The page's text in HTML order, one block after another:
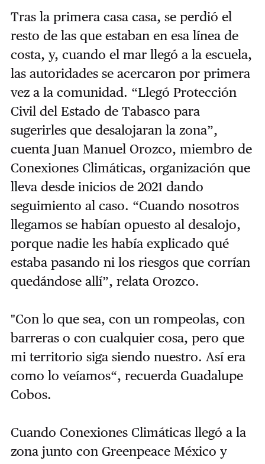
Tras la primera casa casa, se perdió el
resto de las que estaban en esa línea de
costa, y, cuando el mar llegó a la escuela,
las autoridades se acercaron por primera
vez a la comunidad. “Llegó Protección
Civil del Estado de Tabasco para
sugerirles que desalojaran la zona”,
cuenta Juan Manuel Orozco, miembro de
Conexiones Climáticas, organización que
lleva desde inicios de 2021 dando
seguimiento al caso. “Cuando nosotros
llegamos se habían opuesto al desalojo,
porque nadie les había explicado qué
estaba pasando ni los riesgos que corrían
quedándose allí”, relata Orozco.
"Con lo que sea, con un rompeolas, con
barreras o con cualquier cosa, pero que
mi territorio siga siendo nuestro. Así era
como lo veíamos“, recuerda Guadalupe
Cobos.
Cuando Conexiones Climáticas llegó a la
zona junto con Greenpeace México y